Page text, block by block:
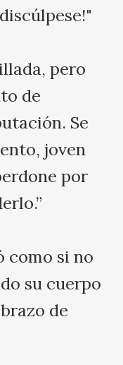
pero
de
Se
joven
por
como si no
su cuerpo
de